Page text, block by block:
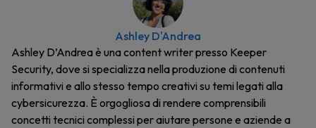
Ashley D'Andrea
Ashley D’Andrea è una content writer presso Keeper
Security, dove si specializza nella produzione di contenuti
informativi e allo stesso tempo creativi su temi legati alla
cybersicurezza. È orgogliosa di rendere comprensibili
concetti tecnici complessi per aiutare persone e aziende a